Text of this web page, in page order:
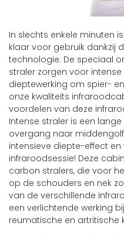
In slechts enkele minuten
klaar voor gebruik dankzij
technologie. De speciaal
straler zorgen voor
dieptewerking om spier-
onze kwaliteits
voordelen van deze
Intense straler is een
overgang naar middengolf
intensieve diepte-effect
infraroodsessie! Deze
carbon stralers, die voor
op de schouders en nek
van de verschillende
een verlichtende werking
reumatische en artritische